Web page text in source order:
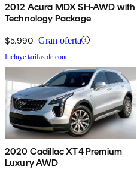
2012 Acura MDX SH-AWD with
Technology Package
$5,990 Gran oferta
Incluye tarifas de conc.
2020 Cadillac XT4 Premium
Luxury AWD